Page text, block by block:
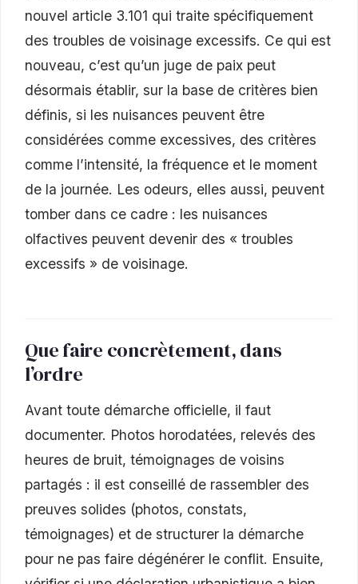
nouvel article 3.101 qui traite spécifiquement
des troubles de voisinage excessifs. Ce qui est
nouveau, c’est qu’un juge de paix peut
désormais établir, sur la base de critères bien
définis, si les nuisances peuvent être
considérées comme excessives, des critères
comme l’intensité, la fréquence et le moment
de la journée. Les odeurs, elles aussi, peuvent
tomber dans ce cadre : les nuisances
olfactives peuvent devenir des « troubles
excessifs » de voisinage.
Que faire concrètement, dans
l’ordre
Avant toute démarche officielle, il faut
documenter. Photos horodatées, relevés des
heures de bruit, témoignages de voisins
partagés : il est conseillé de rassembler des
preuves solides (photos, constats,
témoignages) et de structurer la démarche
pour ne pas faire dégénérer le conflit. Ensuite,